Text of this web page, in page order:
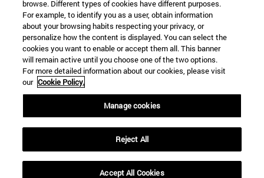
browse. Different types of cookies have different purposes.
For example, to identify you as a user, obtain information
about your browsing habits respecting your privacy, or
personalize how the content is displayed. You can select the
cookies you want to enable or accept them all. This banner
will remain active until you choose one of the two options.
For more detailed information about our cookies, please visit
our Cookie Policy.
Manage cookies
Reject All
Accept All Cookies